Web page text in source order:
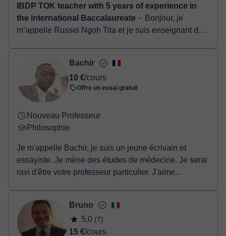
IBDP TOK teacher with 5 years of experience in
the international Baccalaureate ⏤ Bonjour, je
m’appelle Russel Ngoh Tita et je suis enseignant de
Bachir
10 €/cours
Offre un essai gratuit
Nouveau Professeur
Philosophie
Je m'appelle Bachir, je suis un jeune écrivain et
essayiste. Je mène des études de médecine. Je serai
ravi d'être votre professeur particulier. J'aime...
Bruno
5,0 (7)
15 €/cours